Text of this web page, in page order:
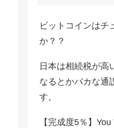
ビットコインはチ
か？？
日本は相続税が高
なるとかバカな通
す。
【完成度5％】